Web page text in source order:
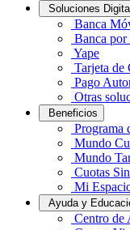
Soluciones
Banca
Banca por
Yape
Tarjeta de
Pago
Otras
Beneficios
Programa
Mundo
Mundo
Cuotas
Mi
Ayuda y
Centro de